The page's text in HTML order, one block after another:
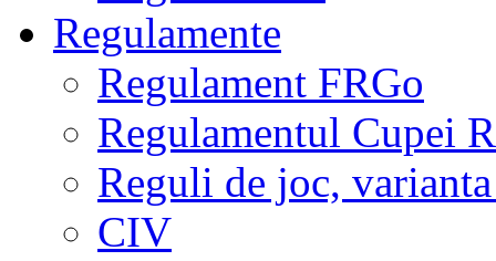
Regulamente
Regulament FRGo
Regulamentul Cupei
Reguli de joc,
CIV